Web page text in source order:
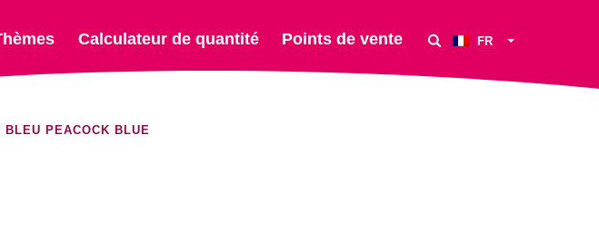
Calculateur de quantité Points de vente FR
BLEU PEACOCK BLUE